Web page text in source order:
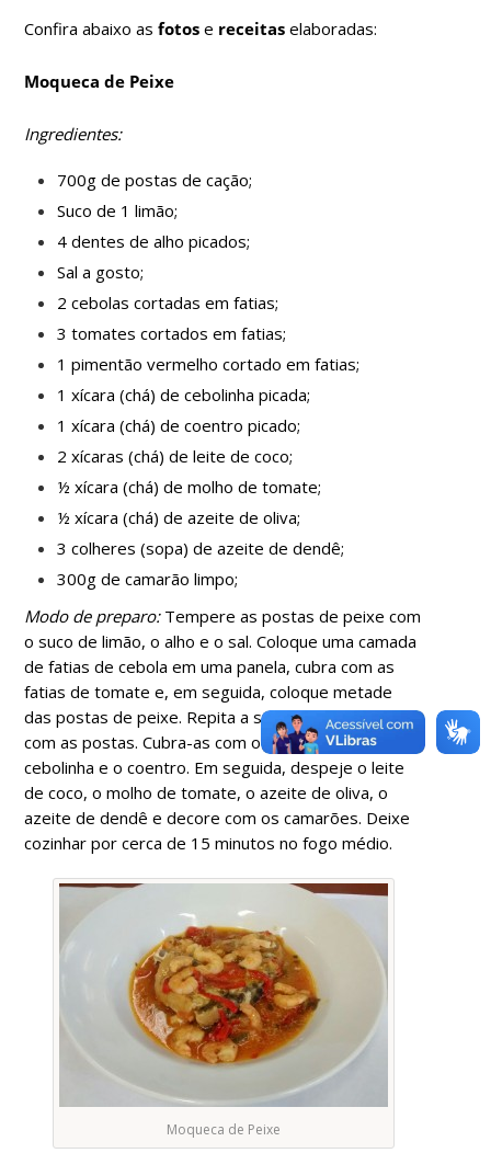
Confira abaixo as fotos e receitas elaboradas:
Moqueca de Peixe
Ingredientes:
700g de postas de cação;
Suco de 1 limão;
4 dentes de alho picados;
Sal a gosto;
2 cebolas cortadas em fatias;
3 tomates cortados em fatias;
1 pimentão vermelho cortado em fatias;
1 xícara (chá) de cebolinha picada;
1 xícara (chá) de coentro picado;
2 xícaras (chá) de leite de coco;
½ xícara (chá) de molho de tomate;
½ xícara (chá) de azeite de oliva;
3 colheres (sopa) de azeite de dendê;
300g de camarão limpo;
Modo de preparo:Tempere as postas de peixe com
o suco de limão, o alho e o sal. Coloque uma camada
de fatias de cebola em uma panela, cubra com as
fatias de tomate e, em seguida, coloque metade
das postas de peixe. Repita a sequencia finalizando
com as postas. Cubra-as com o pimentão, a
cebolinha e o coentro. Em seguida, despeje o leite
de coco, o molho de tomate, o azeite de oliva, o
azeite de dendê e decore com os camarões. Deixe
cozinhar por cerca de 15 minutos no fogo médio.
Moqueca de Peixe